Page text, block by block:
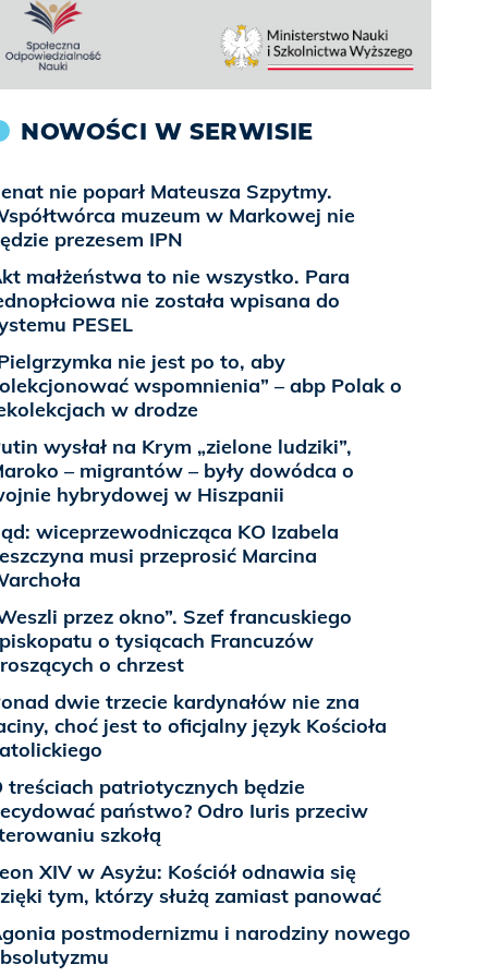
NOWOŚCI W SERWISIE
nie poparł Mateusza Szpytmy.
muzeum w Markowej nie
prezesem IPN
małżeństwa to nie wszystko. Para
nie została wpisana do
PESEL
nie jest po to, aby
wspomnienia” – abp Polak o
w drodze
wysłał na Krym „zielone ludziki”,
– migrantów – były dowódca o
hybrydowej w Hiszpanii
wiceprzewodnicząca KO Izabela
musi przeprosić Marcina
przez okno”. Szef francuskiego
o tysiącach Francuzów
o chrzest
dwie trzecie kardynałów nie zna
choć jest to oficjalny język Kościoła
treściach patriotycznych będzie
państwo? Odro Iuris przeciw
szkołą
XIV w Asyżu: Kościół odnawia się
tym, którzy służą zamiast panować
postmodernizmu i narodziny nowego